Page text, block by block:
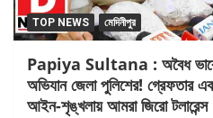
TOP NEWS মেদিনীপুর
Papiya Sultana : অবৈধ ভাবে
অভিযান জেলা পুলিশের! গ্রেফতার
আইন-শৃঙ্খলায় আমরা জিরো টলারেন্স